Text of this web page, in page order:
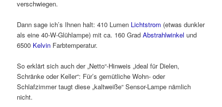
verschwiegen.
Dann sage ich’s Ihnen halt: 410 Lumen Lichtstrom (etwas dunkler
als eine 40-W-Glühlampe) mit ca. 160 GradAbstrahlwinkel und
6500 Kelvin Farbtemperatur.
So erklärt sich auch der „Netto“-Hinweis „ideal für Dielen,
Schränke oder Keller“: Für’s gemütliche Wohn- oder
Schlafzimmer taugt diese „kaltweiße“ Sensor-Lampe nämlich
nicht.